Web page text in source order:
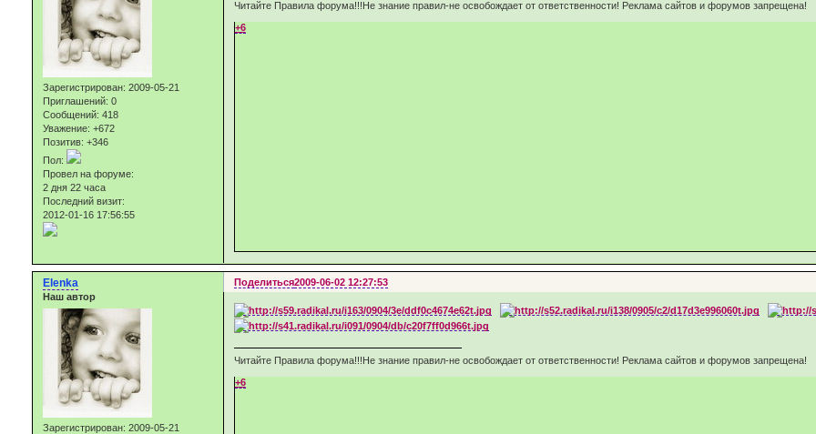
Зарегистрирован: 2009-05-21
Приглашений: 0
Сообщений: 418
Уважение: +672
Позитив: +346
Пол:
Провел на форуме:
2 дня 22 часа
Последний визит:
2012-01-16 17:56:55
Читайте Правила форума!!!Не знание правил-не освобождает от ответственности! Реклама сайтов и форумов запрещена!
+6
Поделиться2009-06-02 12:27:53
Elenka
Наш автор
Зарегистрирован: 2009-05-21
Читайте Правила форума!!!Не знание правил-не освобождает от ответственности! Реклама сайтов и форумов запрещена!
+6